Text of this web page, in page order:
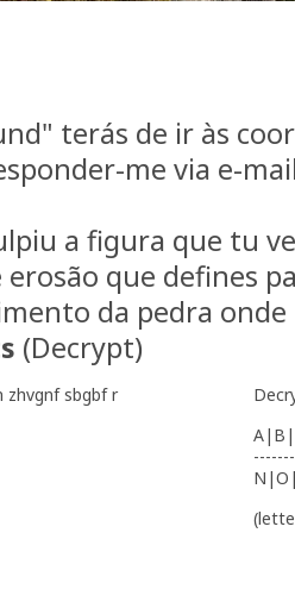
terás de ir às
me via e-
a figura que tu
que defines
da pedra
(Decrypt)
zhvgnf sbgbf r